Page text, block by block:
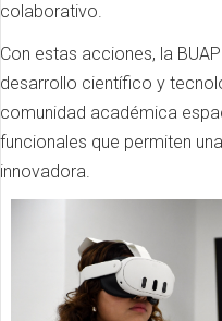
colaborativo.
Con estas acciones, la
desarrollo científico y
comunidad académica
funcionales que permiten
innovadora.